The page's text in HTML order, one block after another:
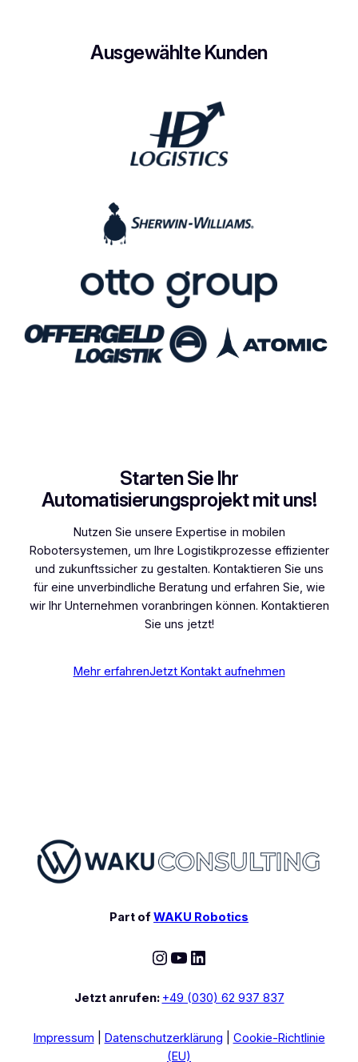
Ausgewählte Kunden
Starten Sie Ihr
Automatisierungsprojekt mit uns!
Nutzen Sie unsere Expertise in mobilen
Robotersystemen, um Ihre Logistikprozesse effizienter
und zukunftssicher zu gestalten. Kontaktieren Sie uns
für eine unverbindliche Beratung und erfahren Sie, wie
wir Ihr Unternehmen voranbringen können. Kontaktieren
Sie uns jetzt!
Mehr erfahrenJetzt Kontakt aufnehmen
Part ofWAKU Robotics
Instagram
YouTube
LinkedIn
Jetzt anrufen: +49 (030) 62 937 837
Impressum Datenschutzerklärung
Cookie-Richtlinie
(EU)